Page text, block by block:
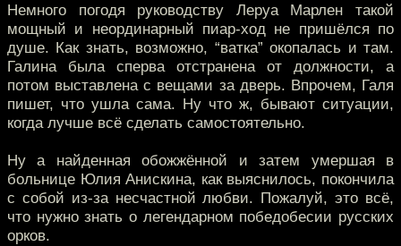
Немного погодя руководству Леруа Марлен такой
мощный и неординарный пиар-ход не пришёлся по
душе. Как знать, возможно, “ватка” окопалась и там.
Галина была сперва отстранена от должности, а
потом выставлена с вещами за дверь. Впрочем, Галя
пишет, что ушла сама. Ну что ж, бывают ситуации,
когда лучше всё сделать самостоятельно.
Ну а найденная обожжённой и затем умершая в
больнице Юлия Анискина, как выяснилось, покончила
с собой из-за несчастной любви. Пожалуй, это всё,
что нужно знать о легендарном победобесии русских
орков.